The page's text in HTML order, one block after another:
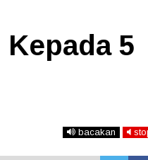
5
bacakan